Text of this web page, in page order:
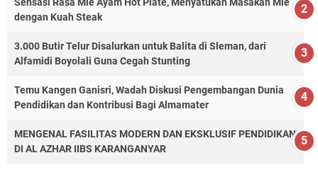
dengan Kuah Steak
3.000 Butir Telur Disalurkan untuk Balita di Sleman, dari
Alfamidi Boyolali Guna Cegah Stunting
Temu Kangen Ganisri, Wadah Diskusi Pengembangan Dunia
Pendidikan dan Kontribusi Bagi Almamater
MENGENAL FASILITAS MODERN DAN EKSKLUSIF PENDIDIKAN
DI AL AZHAR IIBS KARANGANYAR